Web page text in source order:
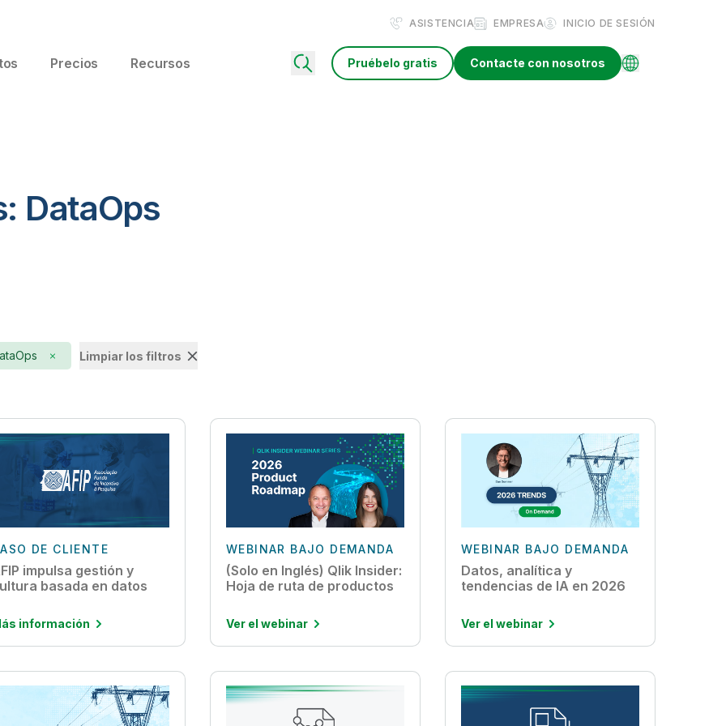
ASISTENCIA EMPRESA INICIO DE SESIÓN
Precios Recursos Pruébelo gratis Contacte con nosotros
DataOps
Limpiar los filtros
DE CLIENTE
impulsa gestión y
basada en datos
información
WEBINAR BAJO DEMANDA
(Solo en Inglés) Qlik Insider:
Hoja de ruta de productos
Ver el webinar
WEBINAR BAJO DEMANDA
Datos, analítica y
tendencias de IA en 2026
Ver el webinar